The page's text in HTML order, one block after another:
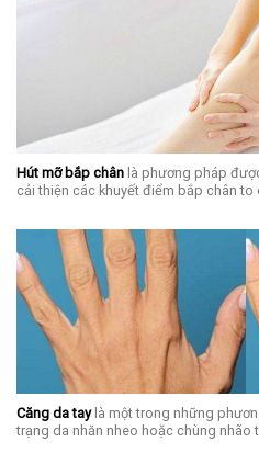
Hút mỡ bắp chân là phương pháp
cải thiện các khuyết điểm bắp chân to
Căng da taylà một trong những
trạng da nhăn nheo hoặc chùng nhão